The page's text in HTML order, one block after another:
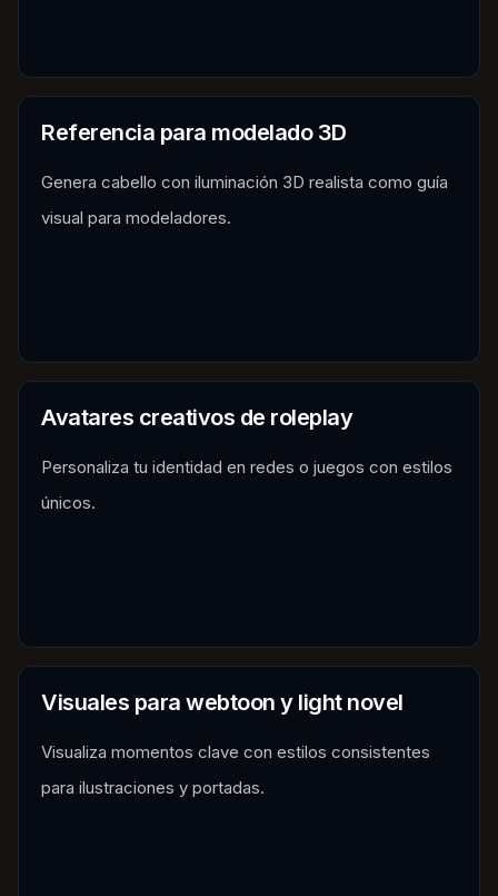
Referencia para modelado 3D
Genera cabello con iluminación 3D realista como guía
visual para modeladores.
Avatares creativos de roleplay
Personaliza tu identidad en redes o juegos con estilos
únicos.
Visuales para webtoon y light novel
Visualiza momentos clave con estilos consistentes
para ilustraciones y portadas.